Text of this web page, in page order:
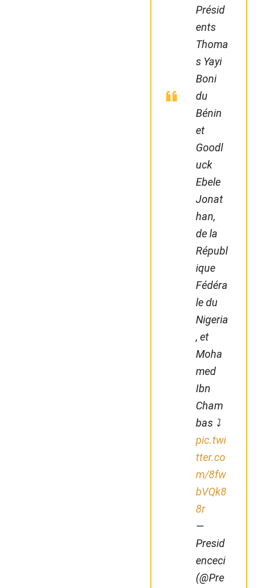
Présid
ents
Thoma
s Yayi
Boni
du
Bénin
et
Goodl
uck
Ebele
Jonat
han,
de la
Républ
ique
Fédéra
le du
Nigeria
, et
Moha
med
Ibn
Cham
bas ⤵️
pic.twi
tter.co
m/8fw
bVQk8
8r
—
Presid
enceci
(@Pre